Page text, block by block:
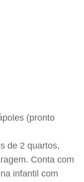
(pronto
de 2 quartos,
Conta com
infantil com